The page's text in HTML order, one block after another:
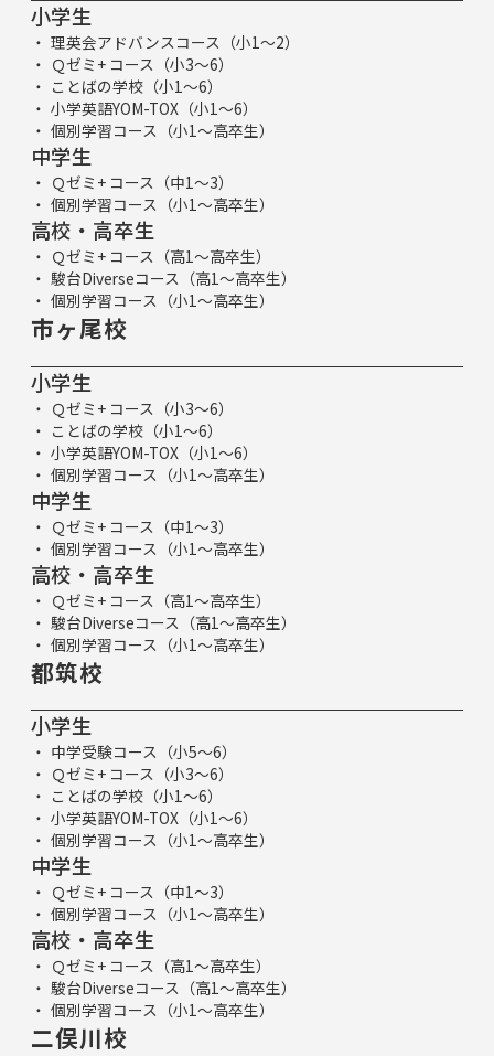
小学生
理英会アドバンスコース（小1～2）
Ｑゼミ+ コース（小3～6）
ことばの学校（小1～6）
小学英語YOM-TOX（小1～6）
個別学習コース（小1～高卒生）
中学生
Ｑゼミ+ コース（中1～3）
個別学習コース（小1～高卒生）
高校・高卒生
Ｑゼミ+ コース（高1～高卒生）
駿台Diverseコース（高1～高卒生）
個別学習コース（小1～高卒生）
市ヶ尾校
小学生
Ｑゼミ+ コース（小3～6）
ことばの学校（小1～6）
小学英語YOM-TOX（小1～6）
個別学習コース（小1～高卒生）
中学生
Ｑゼミ+ コース（中1～3）
個別学習コース（小1～高卒生）
高校・高卒生
Ｑゼミ+ コース（高1～高卒生）
駿台Diverseコース（高1～高卒生）
個別学習コース（小1～高卒生）
都筑校
小学生
中学受験コース（小5～6）
Ｑゼミ+ コース（小3～6）
ことばの学校（小1～6）
小学英語YOM-TOX（小1～6）
個別学習コース（小1～高卒生）
中学生
Ｑゼミ+ コース（中1～3）
個別学習コース（小1～高卒生）
高校・高卒生
Ｑゼミ+ コース（高1～高卒生）
駿台Diverseコース（高1～高卒生）
個別学習コース（小1～高卒生）
二俣川校